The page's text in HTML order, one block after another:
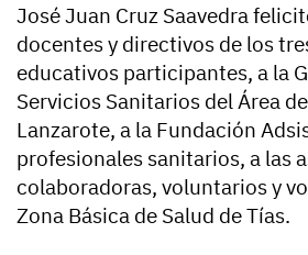
José Juan Cruz Saavedra
docentes y directivos de los
educativos participantes, a la
Servicios Sanitarios del Área
Lanzarote, a la Fundación
profesionales sanitarios, a las
colaboradoras, voluntarios y
Zona Básica de Salud de Tías.